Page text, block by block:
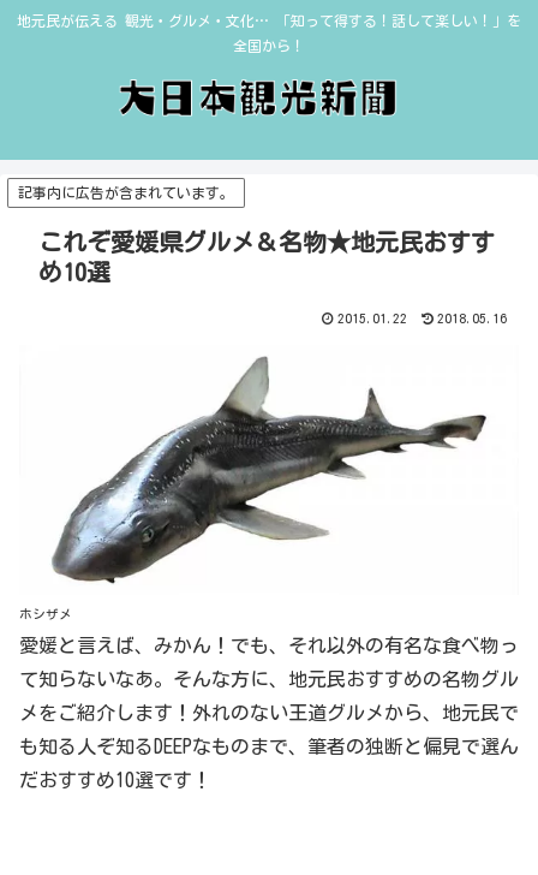
地元民が伝える 観光・グルメ・文化… 「知って得する！話して楽しい！」を
全国から！
記事内に広告が含まれています。
これぞ愛媛県グルメ＆名物★地元民おすす
め10選
2015.01.22 2018.05.16
ホシザメ
愛媛と言えば、みかん！でも、それ以外の有名な食べ物っ
て知らないなあ。そんな方に、地元民おすすめの名物グル
メをご紹介します！外れのない王道グルメから、地元民で
も知る人ぞ知るDEEPなものまで、筆者の独断と偏見で選ん
だおすすめ10選です！